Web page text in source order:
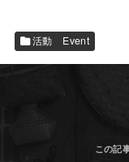
活動 Event